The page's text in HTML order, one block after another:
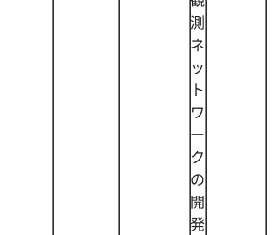
測
ネ
ッ
ト
ワ
ー
ク
の
開
発